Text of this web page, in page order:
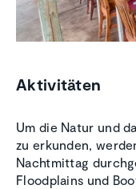
Aktivitäten
Um die Natur und
zu erkunden,
Nachtmittag
Floodplains und